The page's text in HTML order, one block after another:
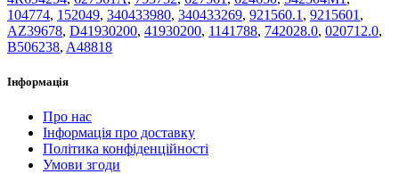
104774, 152049, 340433980, 340433269, 921560.1 , 9215601 ,
AZ39678, D41930200, 41930200, 1141788, 742028.0, 020712.0,
B506238, A48818
Інформація
Про нас
Інформація про доставку
Політика конфіденційності
Умови згоди